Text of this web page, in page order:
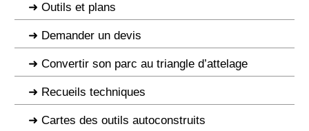
Outils et plans
Demander un devis
Convertir son parc au triangle d’attelage
Recueils techniques
Cartes des outils autoconstruits